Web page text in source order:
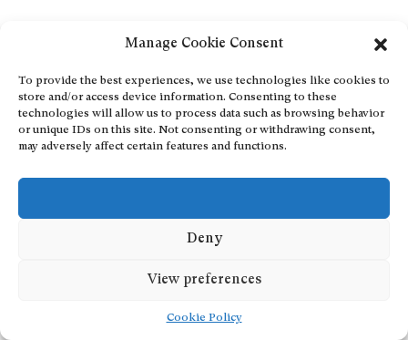
Manage Cookie Consent
To provide the best experiences, we use technologies like cookies to
store and/or access device information. Consenting to these
technologies will allow us to process data such as browsing behavior
or unique IDs on this site. Not consenting or withdrawing consent,
may adversely affect certain features and functions.
Deny
View preferences
Cookie Policy
Événements
À propos
Partenaires
Conditions générales
Confidentialité et cookies
Communiquer votre événement